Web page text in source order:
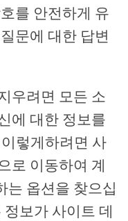
를 안전하게 유
문에 대한 답변
우려면 모든 소
에 대한 정보를
렇게하려면 사
로 이동하여 계
는 옵션을 찾으십
보가 사이트 데